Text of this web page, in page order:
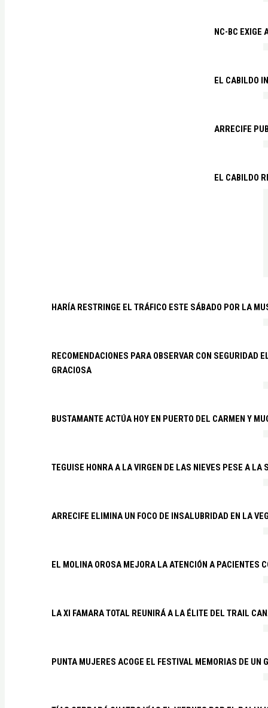
NC-BC EXIGE
EL CABILDO
ARRECIFE
EL CABILDO
HARÍA RESTRINGE EL TRÁFICO ESTE SÁBADO POR LA
RECOMENDACIONES PARA OBSERVAR CON SEGURIDAD
GRACIOSA
BUSTAMANTE ACTÚA HOY EN PUERTO DEL CARMEN Y
TEGUISE HONRA A LA VIRGEN DE LAS NIEVES PESE A LA
ARRECIFE ELIMINA UN FOCO DE INSALUBRIDAD EN LA
EL MOLINA OROSA MEJORA LA ATENCIÓN A PACIENTES
LA XI FAMARA TOTAL REUNIRÁ A LA ÉLITE DEL TRAIL
PUNTA MUJERES ACOGE EL FESTIVAL MEMORIAS DE UN